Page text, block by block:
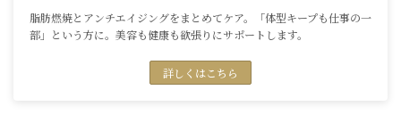
脂肪燃焼とアンチエイジングをまとめてケア。「体型キープも仕事の一
部」という方に。美容も健康も欲張りにサポートします。
詳しくはこちら